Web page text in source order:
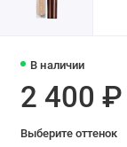
В наличии
2 400 ₽
Выберите оттенок